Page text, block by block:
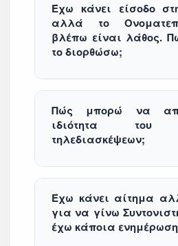
Έχω κάνει είσοδο
αλλά το
βλέπω είναι λάθος.
το διορθώσω;
Πώς μπορώ να
ιδιότητα του
τηλεδιασκέψεων;
Έχω κάνει αίτημα
για να γίνω
έχω κάποια